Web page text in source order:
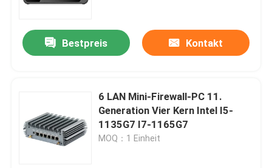
Bestpreis Kontakt
6 LAN Mini-Firewall-PC 11.
Generation Vier Kern Intel I5-
1135G7 I7-1165G7
MOQ：1 Einheit